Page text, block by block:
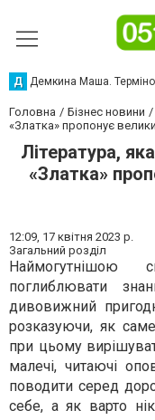
Д Демкина Маша.
Головна Бізнес новини
«Златка» пропонує
Література,
«Златка»
12:09, 17 квітня 2023 р.
Загальний розділ
Наймогутнішою
поглиблювати
дивовижний
розказуючи, як
при цьому
малечі, читаючі
поводити серед
себе, а як варто